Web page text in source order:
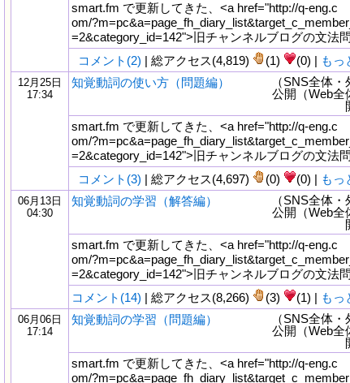
smart.fm で更新してきた、<a href="http://q-eng.c
om/
=2&category_id=142">旧チャンネルブログの文法
コメント(2) | 総アクセス(4,819) (1) (0) | もっ
12月25日
17:34
知覚動詞の使い方（問題編）
（SNS全体・
公開（Web全
smart.fm で更新してきた、<a href="http://q-eng.c
om/
=2&category_id=142">旧チャンネルブログの文法
コメント(3) | 総アクセス(4,697) (0) (0) | もっ
06月13日
04:30
知覚動詞の学習（解答編）
（SNS全体・
公開（Web全
smart.fm で更新してきた、<a href="http://q-eng.c
om/
=2&category_id=142">旧チャンネルブログの文法
コメント(14) | 総アクセス(8,266) (3) (1) | もっ
06月06日
17:14
知覚動詞の学習（問題編）
（SNS全体・
公開（Web全
smart.fm で更新してきた、<a href="http://q-eng.c
om/